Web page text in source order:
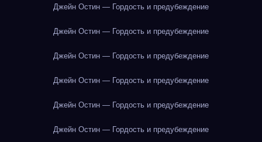
Джейн Остин — Гордость и предубеждение
Джейн Остин — Гордость и предубеждение
Джейн Остин — Гордость и предубеждение
Джейн Остин — Гордость и предубеждение
Джейн Остин — Гордость и предубеждение
Джейн Остин — Гордость и предубеждение